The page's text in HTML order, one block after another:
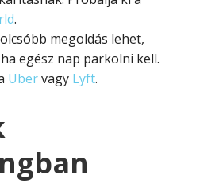
.
megoldás lehet,
egész nap parkolni kell.
Ubervagy Lyft.